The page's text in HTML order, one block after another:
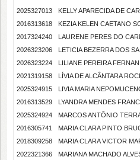
2025327013
KELLY APARECIDA DE
2016313618
KEZIA KELEN CAETANO
2017324240
LAURENE PERES DO
2026323206
LETICIA BEZERRA DOS
2026323224
LILIANE PEREIRA
2021319158
LÍVIA DE ALCÂNTARA
2025324915
LIVIA MARIA
2016313529
LYANDRA MENDES
2025324924
MARCOS ANTÔNIO
2016305741
MARIA CLARA PINTO
2018309258
MARIA CLARA VICTOR
2022321366
MARIANA MACHADO